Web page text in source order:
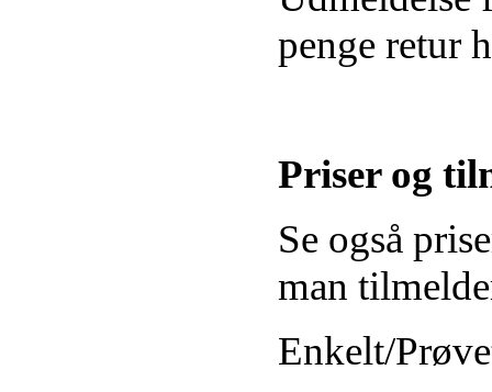
penge retur
Priser og
Se også
man
Enkelt/